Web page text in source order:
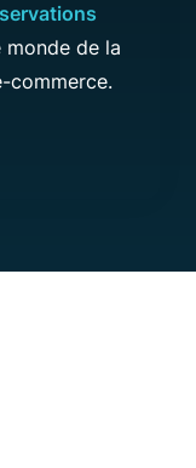
monde de la
commerce.